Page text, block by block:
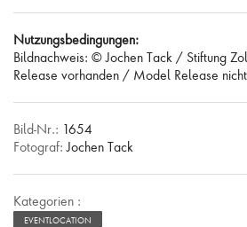
Nutzungsbedingungen:
Bildnachweis: © Jochen Tack / Stiftung
Release vorhanden / Model Release
Bild-Nr.: 1654
Fotograf: Jochen Tack
Kategorien :
EVENTLOCATION